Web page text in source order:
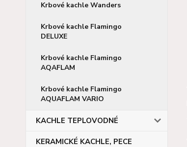
Krbové kachle Wanders
Krbové kachle Flamingo
DELUXE
Krbové kachle Flamingo
AQAFLAM
Krbové kachle Flamingo
AQUAFLAM VARIO
KACHLE TEPLOVODNÉ
KERAMICKÉ KACHLE, PECE